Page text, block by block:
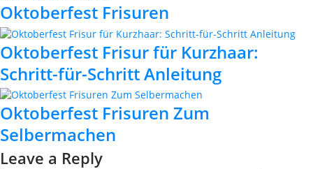
Oktoberfest Frisuren
Oktoberfest Frisur für Kurzhaar:
Schritt-für-Schritt Anleitung
Oktoberfest Frisuren Zum
Selbermachen
Leave a Reply